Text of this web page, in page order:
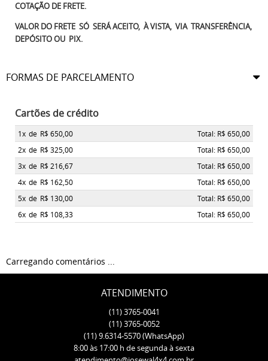
COTAÇÃO DE FRETE.
VALOR DO FRETE SÓ SERÁ ACEITO, À VISTA, VIA TRANSFERÊNCIA,
DEPÓSITO OU PIX.
FORMAS DE PARCELAMENTO
Cartões de crédito
1x de R$ 650,00
Total: R$ 650,00
2x de R$ 325,00
Total: R$ 650,00
3x de R$ 216,67
Total: R$ 650,00
4x de R$ 162,50
Total: R$ 650,00
5x de R$ 130,00
Total: R$ 650,00
6x de R$ 108,33 Total: R$ 650,00
Carregando comentários ...
ATENDIMENTO
(11)3765-0041
(11)3765-0052
(11)9.6314-5570(WhatsApp)
8:00 às 17:00 h de segunda à sexta